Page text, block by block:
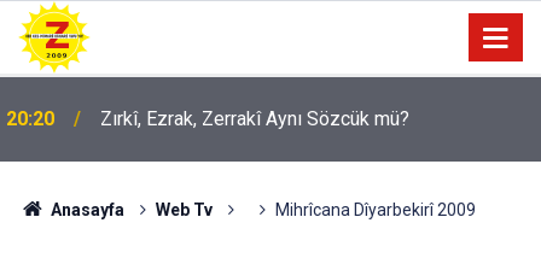
20:20
09:56 Ji Zilma Partîzanan Nimûneyeka Piçûk
Anasayfa Web Tv Mihrîcana Dîyarbekirî 2009